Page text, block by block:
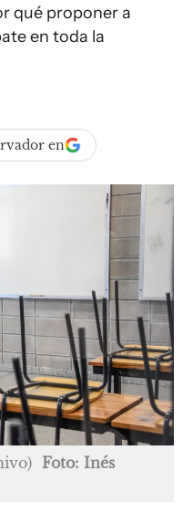
qué proponer a
en toda la
en
Foto: Inés